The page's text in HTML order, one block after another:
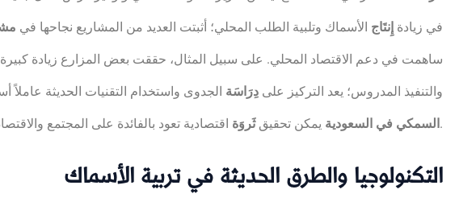
في زيادةإِنتَاج الأسماك وتلبية الطلب المحلي؛ أثبتت العديد من المشاريع نجاحها في
ساهمت في دعم الاقتصاد المحلي. على سبيل المثال، حققت بعض المزارع زيادة
والتنفيذ المدروس؛ يعد التركيز علىدِرَاسَة الجدوى واستخدام التقنيات الحديثة عاملاً
السمكي في السعودية يمكن تحقيقثَروَة اقتصادية تعود بالفائدة على المجتمع والاقتصاد الوطني.
التكنولوجيا والطرق الحديثة في تربية الأسماك